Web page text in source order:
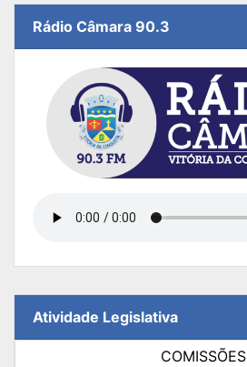
Rádio Câmara 90.3
Atividade Legislativa
COMISSÕES